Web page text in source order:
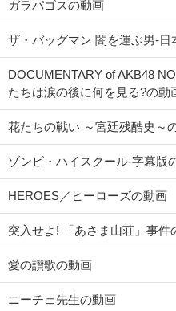
ガラパゴスの動画
ザ・バッグマン 闇を運ぶ男-日
DOCUMENTARY of AKB48
たちは涙の後に何を見る?の動
花たちの戦い ～宮廷残酷史～
ゾンビ・ハイスクール-字幕版
HEROES／ヒーローズの動画
突入せよ! 「あさま山荘」事件
愛の讃歌の動画
ニーチェ先生の動画